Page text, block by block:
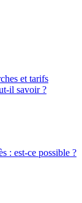
et tarifs
il savoir ?
: est-ce possible ?